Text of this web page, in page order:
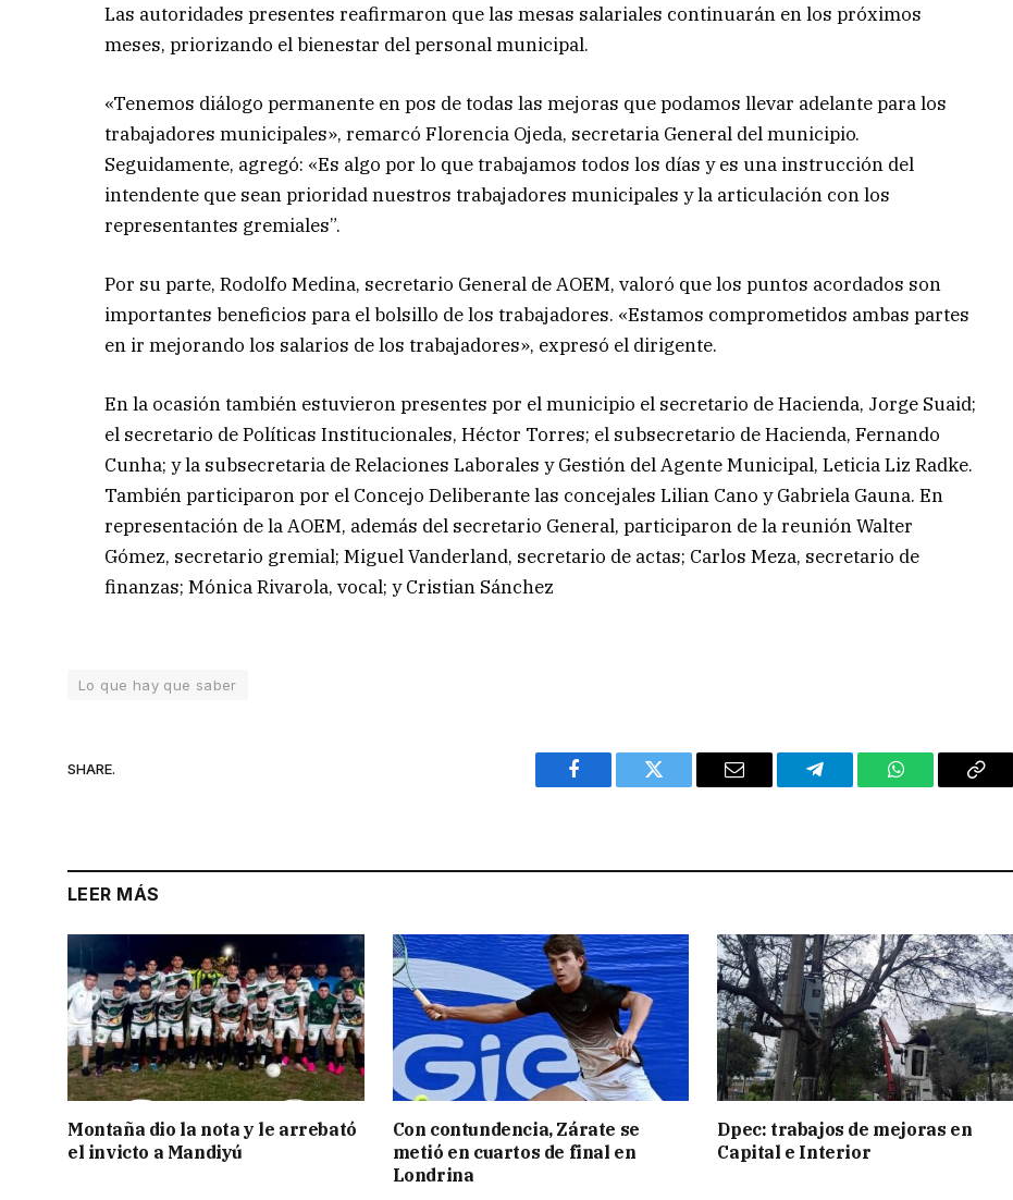
Las autoridades presentes reafirmaron que las mesas salariales continuarán en los próximos
meses, priorizando el bienestar del personal municipal.
«Tenemos diálogo permanente en pos de todas las mejoras que podamos llevar adelante para los
trabajadores municipales», remarcó Florencia Ojeda, secretaria General del municipio.
Seguidamente, agregó: «Es algo por lo que trabajamos todos los días y es una instrucción del
intendente que sean prioridad nuestros trabajadores municipales y la articulación con los
representantes gremiales”.
Por su parte, Rodolfo Medina, secretario General de AOEM, valoró que los puntos acordados son
importantes beneficios para el bolsillo de los trabajadores. «Estamos comprometidos ambas partes
en ir mejorando los salarios de los trabajadores», expresó el dirigente.
En la ocasión también estuvieron presentes por el municipio el secretario de Hacienda, Jorge Suaid;
el secretario de Políticas Institucionales, Héctor Torres; el subsecretario de Hacienda, Fernando
Cunha; y la subsecretaria de Relaciones Laborales y Gestión del Agente Municipal, Leticia Liz Radke.
También participaron por el Concejo Deliberante las concejales Lilian Cano y Gabriela Gauna. En
representación de la AOEM, además del secretario General, participaron de la reunión Walter
Gómez, secretario gremial; Miguel Vanderland, secretario de actas; Carlos Meza, secretario de
finanzas; Mónica Rivarola, vocal; y Cristian Sánchez
Lo que hay que saber
SHARE.
Facebook Twitter Email Telegram WhatsAppCopy
LEER MÁS
Montaña dio la nota y le arrebató
el invicto a Mandiyú
Con contundencia, Zárate se
metió en cuartos de final en
Londrina
Dpec: trabajos de mejoras en
Capital e Interior